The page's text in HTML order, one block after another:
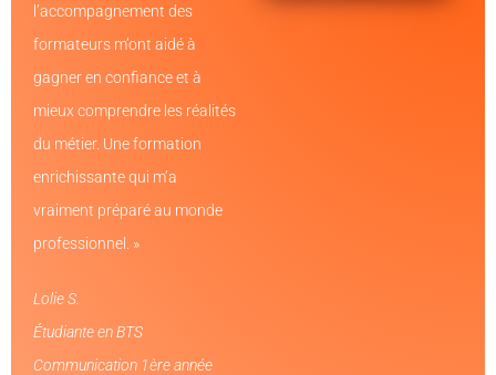
l’accompagnement des
formateurs m’ont aidé à
gagner en confiance et à
mieux comprendre les réalités
du métier. Une formation
enrichissante qui m’a
vraiment préparé au monde
professionnel. »
Lolie S.
Étudiante en BTS
Communication 1ère année